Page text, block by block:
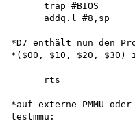
      trap #BIOS
      addq.l #8,sp
*D7 enthält nun den
*($00, $10, $20, $30)
      rts
*auf externe PMMU
testmmu: